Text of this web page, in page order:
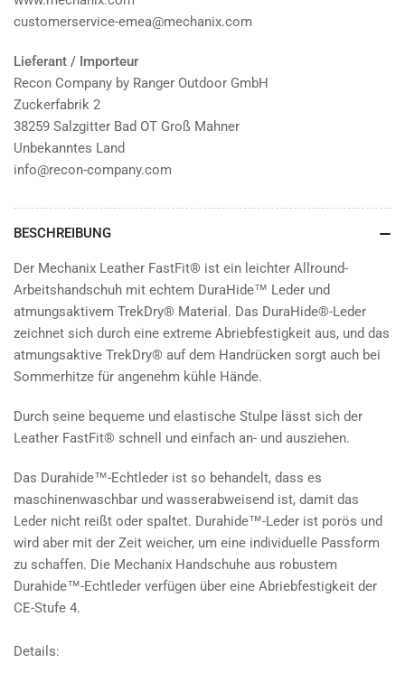
customerservice-emea@mechanix.com
Lieferant / Importeur
Recon Company by Ranger Outdoor GmbH
Zuckerfabrik 2
38259 Salzgitter Bad OT Groß Mahner
Unbekanntes Land
info@recon-company.com
BESCHREIBUNG
Der Mechanix Leather FastFit® ist ein leichter Allround-
Arbeitshandschuh mit echtem DuraHide™ Leder und
atmungsaktivem TrekDry® Material. Das DuraHide®-Leder
zeichnet sich durch eine extreme Abriebfestigkeit aus, und das
atmungsaktive TrekDry® auf dem Handrücken sorgt auch bei
Sommerhitze für angenehm kühle Hände.
Durch seine bequeme und elastische Stulpe lässt sich der
Leather FastFit® schnell und einfach an- und ausziehen.
Das Durahide™-Echtleder ist so behandelt, dass es
maschinenwaschbar und wasserabweisend ist, damit das
Leder nicht reißt oder spaltet. Durahide™-Leder ist porös und
wird aber mit der Zeit weicher, um eine individuelle Passform
zu schaffen. Die Mechanix Handschuhe aus robustem
Durahide™-Echtleder verfügen über eine Abriebfestigkeit der
CE-Stufe 4.
Details: